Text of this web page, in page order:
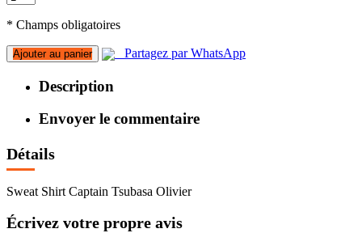
* Champs obligatoires
Ajouter au panier Partagez par WhatsApp
Description
Envoyer le commentaire
Détails
Sweat Shirt Captain Tsubasa Olivier
Écrivez votre propre avis